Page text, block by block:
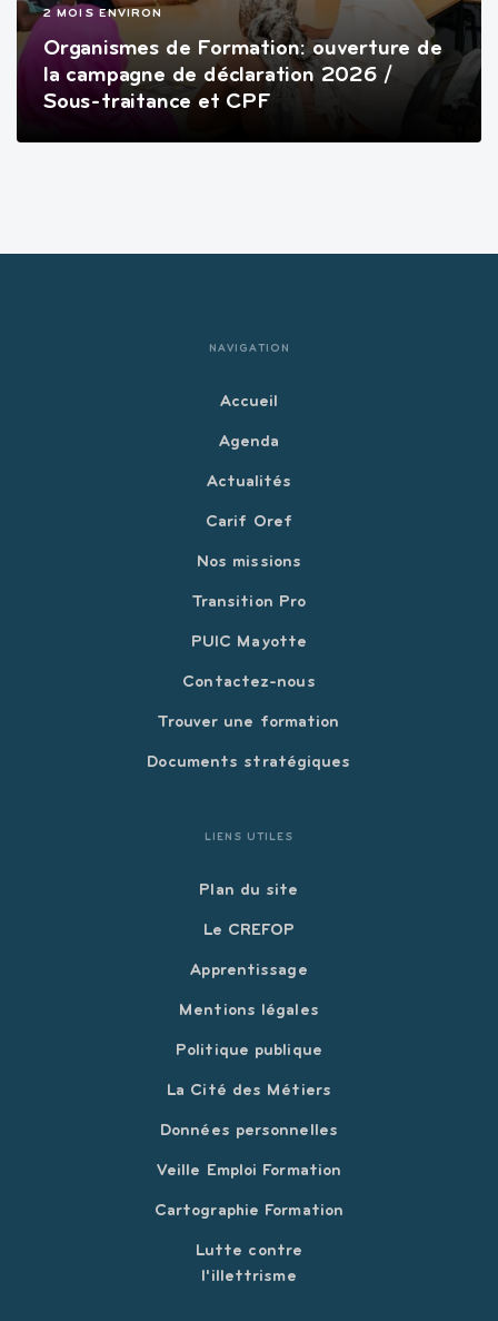
2 MOIS ENVIRON
Organismes de Formation: ouverture de
la campagne de déclaration 2026 /
Sous-traitance et CPF
NAVIGATION
Accueil
Agenda
Actualités
Carif Oref
Nos missions
Transition Pro
PUIC Mayotte
Contactez-nous
Trouver une formation
Documents stratégiques
LIENS UTILES
Plan du site
Le CREFOP
Apprentissage
Mentions légales
Politique publique
La Cité des Métiers
Données personnelles
Veille Emploi Formation
Cartographie Formation
Lutte contre
l'illettrisme